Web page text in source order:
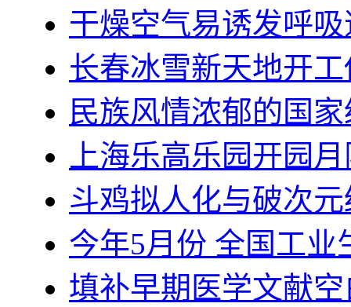
干燥空气易诱发呼
长春冰雪新天地开
民族风情浓郁的国
上海乐高乐园开园
斗鸡拟人化与破次
今年5月份 全国工业
填补早期医学文献